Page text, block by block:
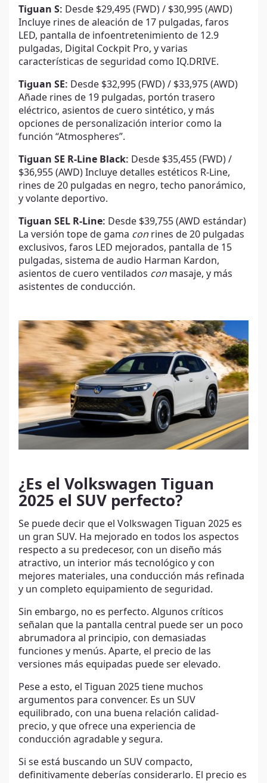
Tiguan S: Desde $29,495 (FWD) / $30,995 (AWD)
Incluye rines de aleación de 17 pulgadas, faros
LED, pantalla de infoentretenimiento de 12.9
pulgadas, Digital Cockpit Pro, y varias
características de seguridad como IQ.DRIVE.
Tiguan SE: Desde $32,995 (FWD) / $33,975 (AWD)
Añade rines de 19 pulgadas, portón trasero
eléctrico, asientos de cuero sintético, y más
opciones de personalización interior como la
función “Atmospheres”.
Tiguan SE R-Line Black: Desde $35,455 (FWD) /
$36,955 (AWD) Incluye detalles estéticos R-Line,
rines de 20 pulgadas en negro, techo panorámico,
y volante deportivo.
Tiguan SEL R-Line: Desde $39,755 (AWD estándar)
La versión tope de gama con rines de 20 pulgadas
exclusivos, faros LED mejorados, pantalla de 15
pulgadas, sistema de audio Harman Kardon,
asientos de cuero ventilados con masaje, y más
asistentes de conducción.
¿Es el Volkswagen Tiguan
2025 el SUV perfecto?
Se puede decir que el Volkswagen Tiguan 2025 es
un gran SUV. Ha mejorado en todos los aspectos
respecto a su predecesor, con un diseño más
atractivo, un interior más tecnológico y con
mejores materiales, una conducción más refinada
y un completo equipamiento de seguridad.
Sin embargo, no es perfecto. Algunos críticos
señalan que la pantalla central puede ser un poco
abrumadora al principio, con demasiadas
funciones y menús. Aparte, el precio de las
versiones más equipadas puede ser elevado.
Pese a esto, el Tiguan 2025 tiene muchos
argumentos para convencer. Es un SUV
equilibrado, con una buena relación calidad-
precio, y que ofrece una experiencia de
conducción agradable y segura.
Si se está buscando un SUV compacto,
definitivamente deberías considerarlo. El precio es